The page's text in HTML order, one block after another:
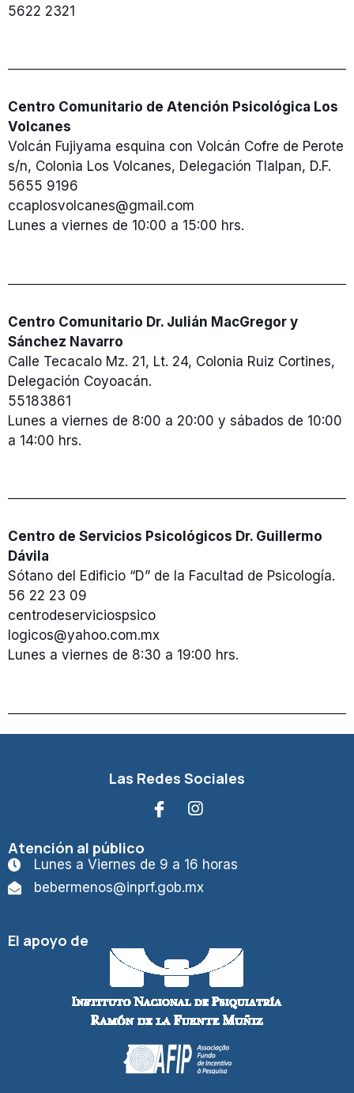
5622 2321
Centro Comunitario de Atención Psicológica Los
Volcanes
Volcán Fujiyama esquina con Volcán Cofre de Perote
s/n, Colonia Los Volcanes, Delegación Tlalpan, D.F.
5655 9196
ccaplosvolcanes@gmail.com
Lunes a viernes de 10:00 a 15:00 hrs.
Centro Comunitario Dr. Julián MacGregor y
Sánchez Navarro
Calle Tecacalo Mz. 21, Lt. 24, Colonia Ruiz Cortines,
Delegación Coyoacán.
55183861
Lunes a viernes de 8:00 a 20:00 y sábados de 10:00
a 14:00 hrs.
Centro de Servicios Psicológicos Dr. Guillermo
Dávila
Sótano del Edificio “D” de la Facultad de Psicología.
56 22 23 09
centrodeserviciospsico
logicos@yahoo.com.mx
Lunes a viernes de 8:30 a 19:00 hrs.
Las Redes Sociales
Atención al público
Lunes a Viernes de 9 a 16 horas
bebermenos@inprf.gob.mx
El apoyo de